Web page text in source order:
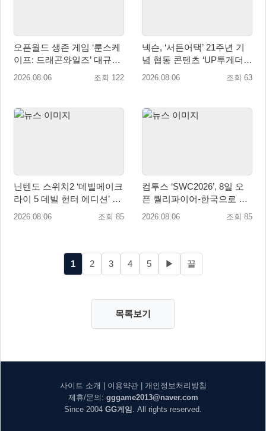
오픈월드 생존 게임 ‘룬스케
이프: 드래곤와일즈’ 대규모
유저 편의성 개선 및 사이드
2026.08.06 조회 122
넥슨, ‘서든어택’ 21주년 기
념 협동 콘텐츠 ‘UP투게더’
업데이트
2026.08.06 조회 63
닌텐도 스위치2 ‘데빌메이크
라이 5 데빌 헌터 에디션’ 패
키지 제품 8월 7일 예약판매
2026.08.06 조회 85
컴투스 ‘SWC2026’, 8일 오
픈 퀄리파이어-한국으로 시
즌 개막!
2026.08.06 조회 85
1 2 3 4 5 ▶ 끝
목록보기
사이트 소개 | 이용약관| 개인정보처리방침
제휴/문의: gggame2013@naver.com
Since 2004 GG게임 . All rights reserved.